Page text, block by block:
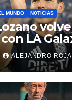
MUNDO NOTICIAS
LA
ALEJANDRO